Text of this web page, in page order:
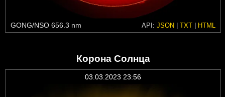
GONG/NSO 656.3 nm API: JSON | TXT | HTML
Корона Солнца
03.03.2023 23:56